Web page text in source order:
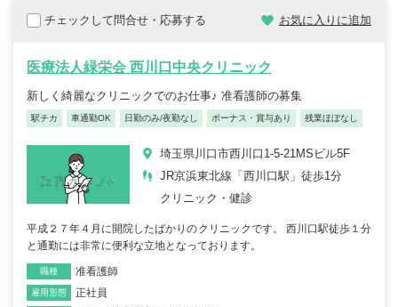
チェックして問合せ・応募する お気に入りに追加
医療法人緑栄会 西川口中央クリニック
新しく綺麗なクリニックでのお仕事♪ 准看護師の募集
駅チカ 車通勤OK 日勤のみ/夜勤なし ボーナス・賞与あり 残業ほぼなし
埼玉県川口市西川口1-5-21MSビル5F
JR京浜東北線「西川口駅」徒歩1分
クリニック・健診
平成２７年４月に開院したばかりのクリニックです。 西川口駅徒歩１分
と通勤には非常に便利な立地となっております。
職種 准看護師
雇用形態 正社員